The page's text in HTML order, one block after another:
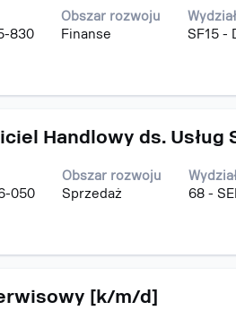
830
Obszar rozwoju
Finanse
Wydział
SF15 -
Handlowy ds.
050
Obszar rozwoju
Sprzedaż
68 -
[k/m/d]